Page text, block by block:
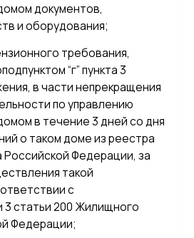
документов,
и оборудования;
требования,
“г” пункта 3
в части непрекращения
по управлению
в течение 3 дней со дня
о таком доме из реестра
Российской Федерации, за
такой
с
статьи 200 Жилищного
Федерации;